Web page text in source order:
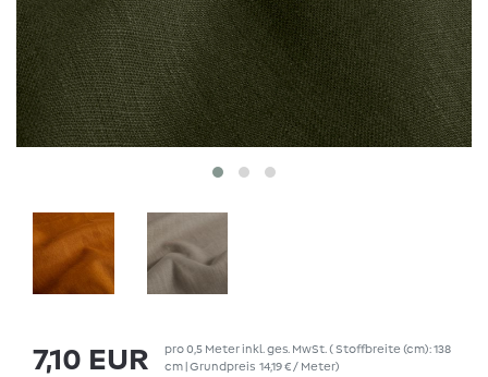
7,10 EUR pro0,5 Meterinkl. ges. MwSt. ( Stoffbreite (cm): 138
cm | Grundpreis 14,19 € / Meter)